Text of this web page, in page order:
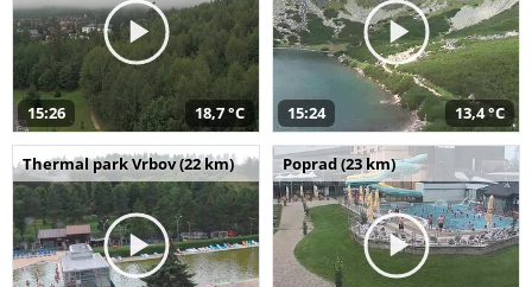
15:26 18,7 °C 15:24 13,4 °C
Thermal park Vrbov (22 km) Poprad (23 km)